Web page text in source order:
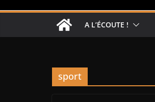
A L’ÉCOUTE !
sport